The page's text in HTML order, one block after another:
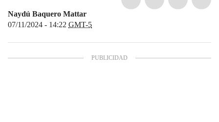
Naydú Baquero Mattar
07/11/2024 - 14:22 GMT-5